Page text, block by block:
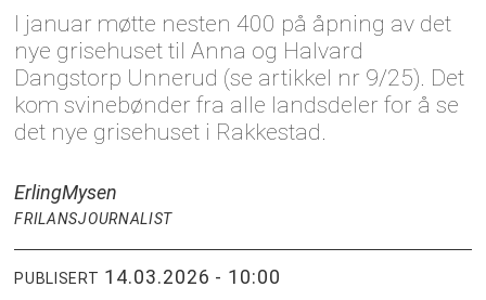
I januar møtte nesten 400 på åpning av det
nye grisehuset til Anna og Halvard
Dangstorp Unnerud (se artikkel nr 9/25). Det
kom svinebønder fra alle landsdeler for å se
det nye grisehuset i Rakkestad.
ErlingMysen
FRILANSJOURNALIST
PUBLISERT 14.03.2026 - 10:00